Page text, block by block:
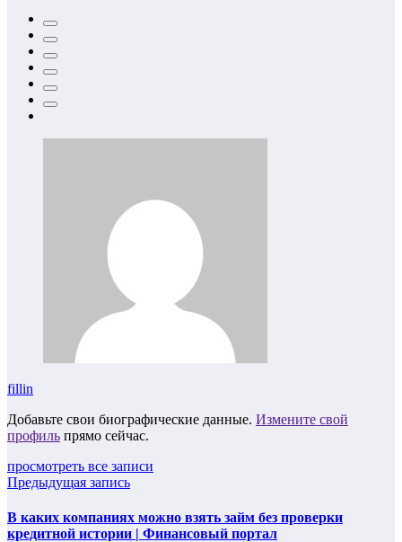
fillin
Добавьте свои биографические данные. Измените свой
профиль прямо сейчас.
просмотреть все записи
Предыдущая запись
В каких компаниях можно взять займ без проверки
кредитной истории | Финансовый портал